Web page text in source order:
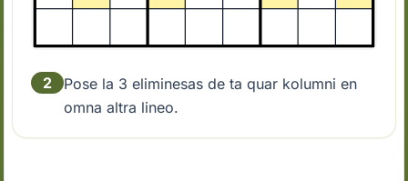
2
Pose la 3 eliminesas de ta quar kolumni en
omna altra lineo.